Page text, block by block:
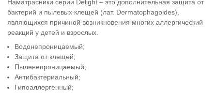
Наматрасники серии Delight – это дополнительная защита от
бактерий и пылевых клещей (лат. Dermatophagoides),
являющихся причиной возникновения многих аллергический
реакций у детей и взрослых.
Водонепроницаемый;
Защита от клещей;
Пыленепроницаемый;
Антибактериальный;
Гипоаллергенный;